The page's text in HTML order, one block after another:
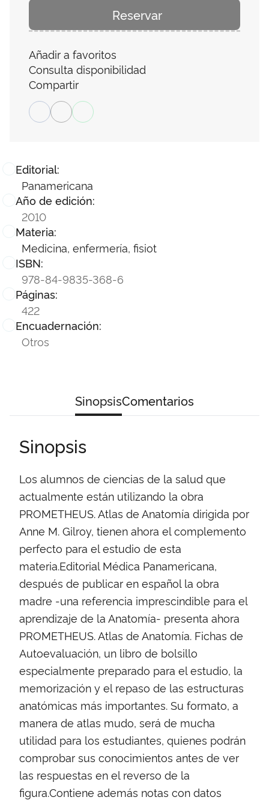
Editorial:
Panamericana
Año de edición:
2010
Materia:
Medicina, enfermería, fisiot
ISBN:
978-84-9835-368-6
Páginas:
422
Encuadernación:
Otros
Reservar
Añadir a favoritos
Consulta disponibilidad
Compartir
SinopsisComentarios
Sinopsis
Los alumnos de ciencias de la salud que
actualmente están utilizando la obra
PROMETHEUS. Atlas de Anatomía dirigida por
Anne M. Gilroy, tienen ahora el complemento
perfecto para el estudio de esta
materia.Editorial Médica Panamericana,
después de publicar en español la obra
madre -una referencia imprescindible para el
aprendizaje de la Anatomía- presenta ahora
PROMETHEUS. Atlas de Anatomía. Fichas de
Autoevaluación, un libro de bolsillo
especialmente preparado para el estudio, la
memorización y el repaso de las estructuras
anatómicas más importantes. Su formato, a
manera de atlas mudo, será de mucha
utilidad para los estudiantes, quienes podrán
comprobar sus conocimientos antes de ver
las respuestas en el reverso de la
figura.Contiene además notas con datos